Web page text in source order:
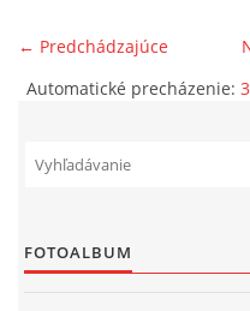
← Predchádzajúce
Automatické precházenie: 3
FOTOALBUM